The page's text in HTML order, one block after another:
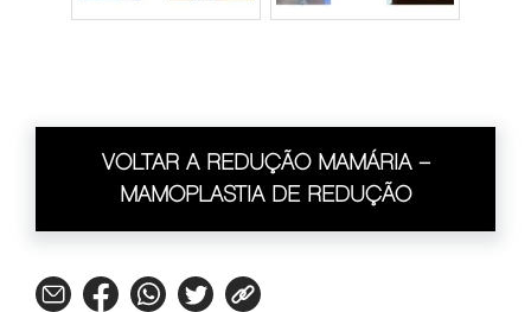
VOLTAR A REDUÇÃO MAMÁRIA –
MAMOPLASTIA DE REDUÇÃO